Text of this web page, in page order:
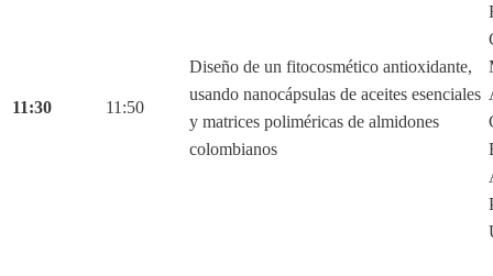
11:30 11:50
Diseño de un fitocosmético antioxidante,
usando nanocápsulas de aceites esenciales
y matrices poliméricas de almidones
colombianos